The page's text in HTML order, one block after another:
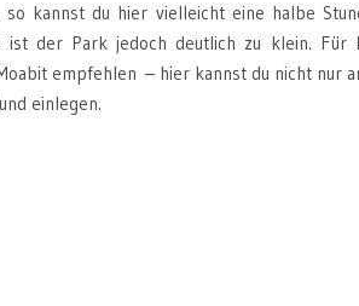
kannst du hier vielleicht eine halbe
ist der Park jedoch deutlich zu klein. Für
empfehlen – hier kannst du nicht nur
einlegen.